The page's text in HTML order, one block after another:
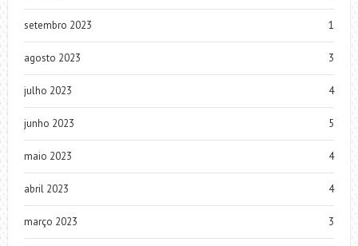
setembro 2023 1
agosto 2023 3
julho 2023 4
junho 2023 5
maio 2023 4
abril 2023 4
março 2023 3